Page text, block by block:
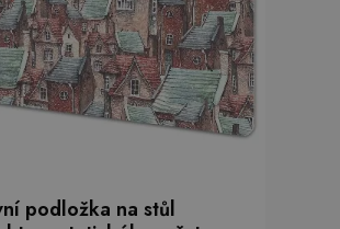
podložka na stůl